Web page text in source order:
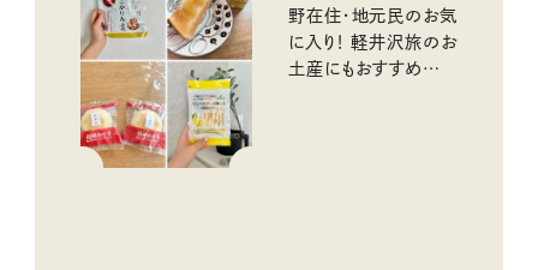
野在住・地元民のお気
に入り！ 軽井沢旅のお
土産にもおすすめのお